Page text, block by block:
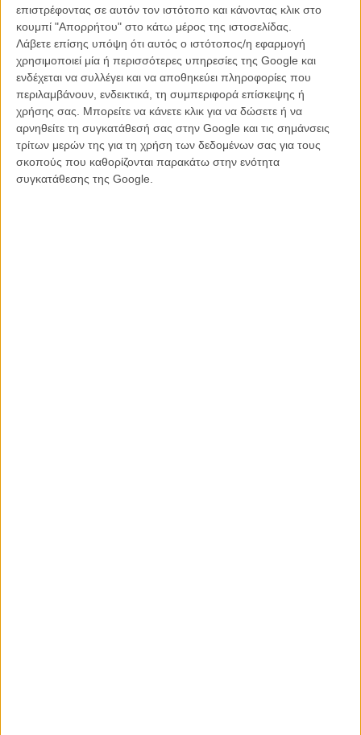
επιστρέφοντας σε αυτόν τον ιστότοπο και κάνοντας κλικ στο
κουμπί "Απορρήτου" στο κάτω μέρος της ιστοσελίδας.
Λάβετε επίσης υπόψη ότι αυτός ο ιστότοπος/η εφαρμογή
χρησιμοποιεί μία ή περισσότερες υπηρεσίες της Google και
ενδέχεται να συλλέγει και να αποθηκεύει πληροφορίες που
περιλαμβάνουν, ενδεικτικά, τη συμπεριφορά επίσκεψης ή
χρήσης σας. Μπορείτε να κάνετε κλικ για να δώσετε ή να
αρνηθείτε τη συγκατάθεσή σας στην Google και τις σημάνσεις
τρίτων μερών της για τη χρήση των δεδομένων σας για τους
σκοπούς που καθορίζονται παρακάτω στην ενότητα
συγκατάθεσης της Google.